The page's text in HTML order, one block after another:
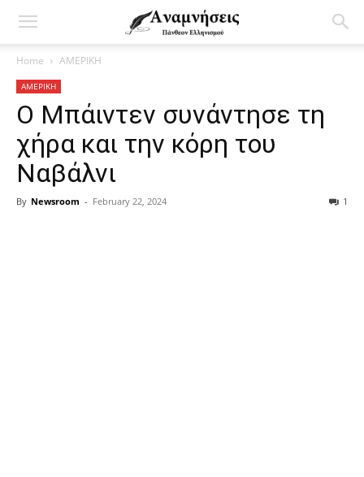
Home ΑΜΕΡΙΚΗ
ΑΜΕΡΙΚΗ
Ο Μπάιντεν συνάντησε τη
χήρα και την κόρη του
Ναβάλνι
By Newsroom - February 22, 2024 1